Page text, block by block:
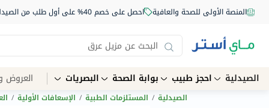
المنصة الأولى للصحة والعافية احصل على خصم 40% على أول طلب من الصيدلية أونلاين استخدم الكود: NEW40
الصيدلية احجز طبيب بوابة الصحة البصريات العروض
الصيدلية / المستلزمات الطبية / الإسعافات الأولية /